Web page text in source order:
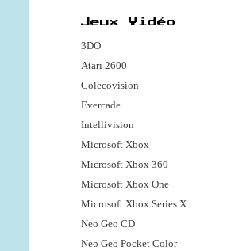
Jeux Vidéo
3DO
Atari 2600
Colecovision
Evercade
Intellivision
Microsoft Xbox
Microsoft Xbox 360
Microsoft Xbox One
Microsoft Xbox Series X
Neo Geo CD
Neo Geo Pocket Color